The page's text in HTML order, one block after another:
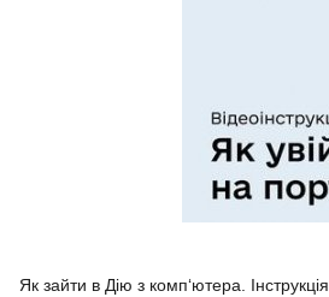
Як зайти в Дію з комп‘ютера. Інструкція